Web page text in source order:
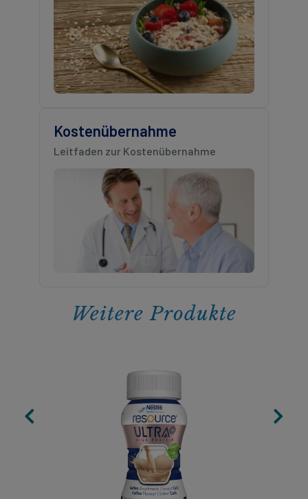
Kostenübernahme
Leitfaden zur Kostenübernahme
Weitere Produkte